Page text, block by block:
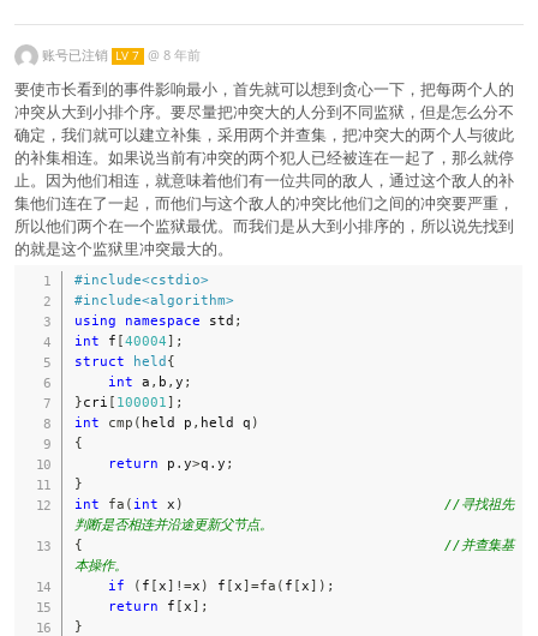
账号已注销 LV 7 @ 8 年前
要使市长看到的事件影响最小，首先就可以想到贪心一下，把每两个人的
冲突从大到小排个序。要尽量把冲突大的人分到不同监狱，但是怎么分不
确定，我们就可以建立补集，采用两个并查集，把冲突大的两个人与彼此
的补集相连。如果说当前有冲突的两个犯人已经被连在一起了，那么就停
止。因为他们相连，就意味着他们有一位共同的敌人，通过这个敌人的补
集他们连在了一起，而他们与这个敌人的冲突比他们之间的冲突要严重，
所以他们两个在一个监狱最优。而我们是从大到小排序的，所以说先找到
的就是这个监狱里冲突最大的。
#include<cstdio>
#include<algorithm>
using
namespace std ;
int f [40004] ;
struct
held{
int a , b , y ;
}cri [ 100001 ] ;
int
cmp ( held p , held q )
{
return p . y>q . y ;
}
int
fa ( int x )
//寻找祖先
判断是否相连并沿途更新父节点。
{
//并查集基
本操作。
if
( f [ x] !=x ) f [ x]=fa ( f [ x] ) ;
return f [ x] ;
}